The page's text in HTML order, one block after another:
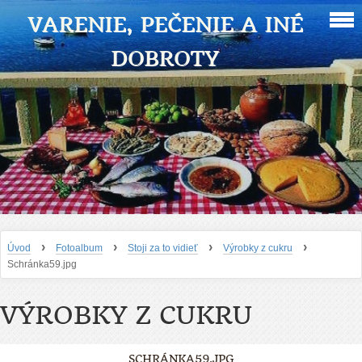
VARENIE, PEČENIE A INÉ
DOBROTY
Úvod › Fotoalbum › Stoji za to vidieť › Výrobky z cukru ›
Schránka59.jpg
VÝROBKY Z CUKRU
SCHRÁNKA59.JPG